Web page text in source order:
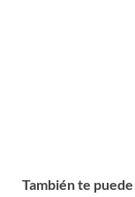
También te